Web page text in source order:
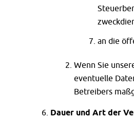
an die
Wenn Sie
eventuelle
Betreibers
Dauer und Art der